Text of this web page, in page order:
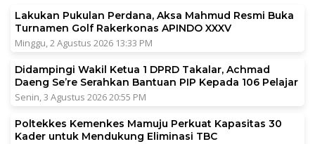
Lakukan Pukulan Perdana, Aksa Mahmud Resmi Buka
Turnamen Golf Rakerkonas APINDO XXXV
Minggu, 2 Agustus 2026 13:33 PM
Didampingi Wakil Ketua 1 DPRD Takalar, Achmad
Daeng Se’re Serahkan Bantuan PIP Kepada 106 Pelajar
Senin, 3 Agustus 2026 20:55 PM
Poltekkes Kemenkes Mamuju Perkuat Kapasitas 30
Kader untuk Mendukung Eliminasi TBC